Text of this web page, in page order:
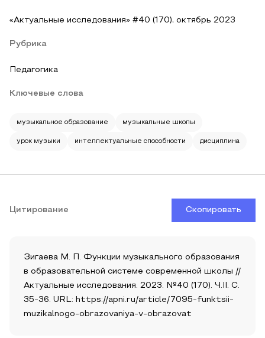
«Актуальные исследования» #40 (170), октябрь 2023
Рубрика
Педагогика
Ключевые слова
музыкальное образование музыкальные школы
урок музыки интеллектуальные способности дисциплина
Цитирование Скопировать
Зигаева М. П. Функции музыкального образования
в образовательной системе современной школы //
Актуальные исследования. 2023. №40 (170). Ч.II. С.
35-36. URL: https://apni.ru/article/7095-funktsii-
muzikalnogo-obrazovaniya-v-obrazovat